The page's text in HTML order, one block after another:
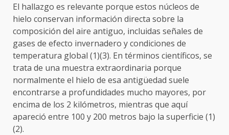
El hallazgo es relevante porque estos núcleos de
hielo conservan información directa sobre la
composición del aire antiguo, incluidas señales de
gases de efecto invernadero y condiciones de
temperatura global (1)(3). En términos científicos, se
trata de una muestra extraordinaria porque
normalmente el hielo de esa antigüedad suele
encontrarse a profundidades mucho mayores, por
encima de los 2 kilómetros, mientras que aquí
apareció entre 100 y 200 metros bajo la superficie (1)
(2).